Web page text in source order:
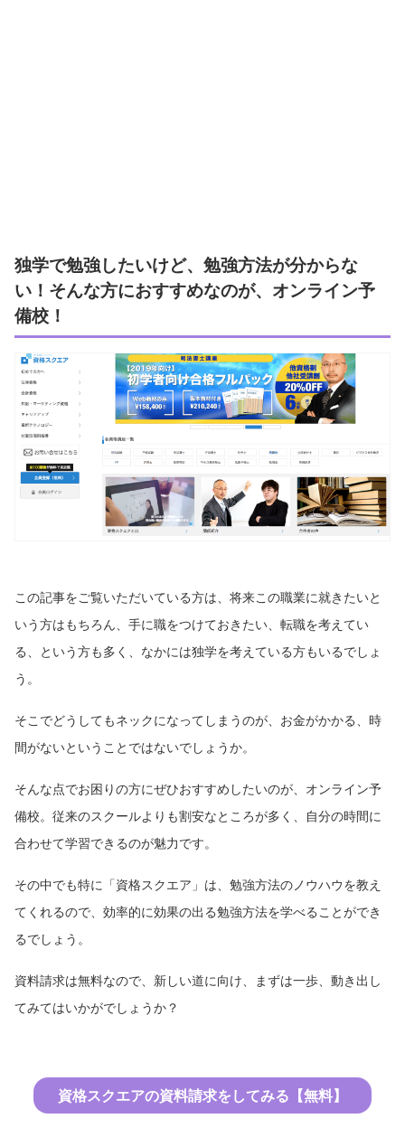
独学で勉強したいけど、勉強方法が分からな
い！そんな方におすすめなのが、オンライン予
備校！
この記事をご覧いただいている方は、将来この職業に就きたいと
いう方はもちろん、手に職をつけておきたい、転職を考えてい
る、という方も多く、なかには独学を考えている方もいるでしょ
う。
そこでどうしてもネックになってしまうのが、お金がかかる、時
間がないということではないでしょうか。
そんな点でお困りの方にぜひおすすめしたいのが、オンライン予
備校。従来のスクールよりも割安なところが多く、自分の時間に
合わせて学習できるのが魅力です。
その中でも特に「資格スクエア」は、勉強方法のノウハウを教え
てくれるので、効率的に効果の出る勉強方法を学べることができ
るでしょう。
資料請求は無料なので、新しい道に向け、まずは一歩、動き出し
てみてはいかがでしょうか？
資格スクエアの資料請求をしてみる【無料】